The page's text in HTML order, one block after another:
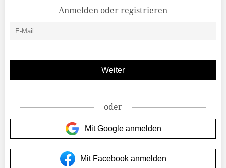
Anmelden oder registrieren
oder
Mit Google anmelden
Mit Facebook anmelden